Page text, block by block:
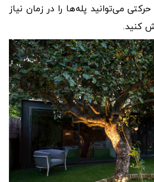
می‌توانید پله‌ها را در زمان نیاز
کنید.